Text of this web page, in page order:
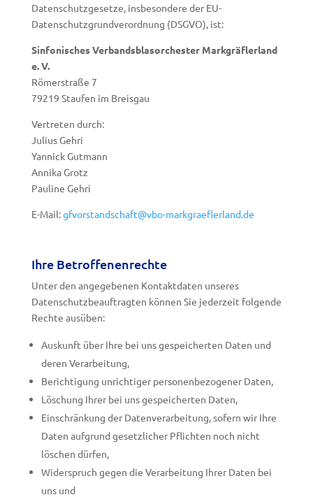
Datenschutzgesetze, insbesondere der EU-
Datenschutzgrundverordnung (DSGVO), ist:
Sinfonisches Verbandsblasorchester Markgräflerland
e. V.
Römerstraße 7
79219 Staufen im Breisgau
Vertreten durch:
Julius Gehri
Yannick Gutmann
Annika Grotz
Pauline Gehri
E-Mail:gfvorstandschaft@vbo-markgraeflerland.de
Ihre Betroffenenrechte
Unter den angegebenen Kontaktdaten unseres
Datenschutzbeauftragten können Sie jederzeit folgende
Rechte ausüben:
Auskunft über Ihre bei uns gespeicherten Daten und
deren Verarbeitung,
Berichtigung unrichtiger personenbezogener Daten,
Löschung Ihrer bei uns gespeicherten Daten,
Einschränkung der Datenverarbeitung, sofern wir Ihre
Daten aufgrund gesetzlicher Pflichten noch nicht
löschen dürfen,
Widerspruch gegen die Verarbeitung Ihrer Daten bei
uns und